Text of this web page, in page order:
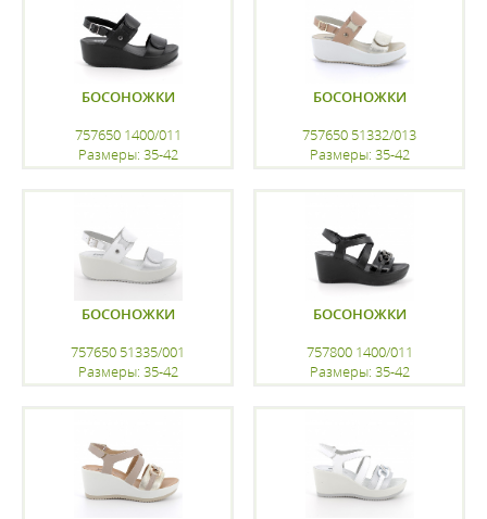
БОСОНОЖКИ
757650 1400/011
Размеры: 35-42
БОСОНОЖКИ
757650 51332/013
Размеры: 35-42
БОСОНОЖКИ
757650 51335/001
Размеры: 35-42
БОСОНОЖКИ
757800 1400/011
Размеры: 35-42